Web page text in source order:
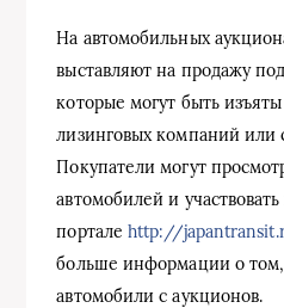
На автомобильных
выставляют на продажу
которые могут быть
лизинговых компаний или
Покупатели могут
автомобилей и участвовать
порталеhttp://
больше информации о
автомобили с аукционов.